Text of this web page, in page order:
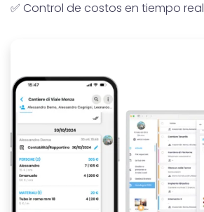
✅ Control de costos en tiempo real